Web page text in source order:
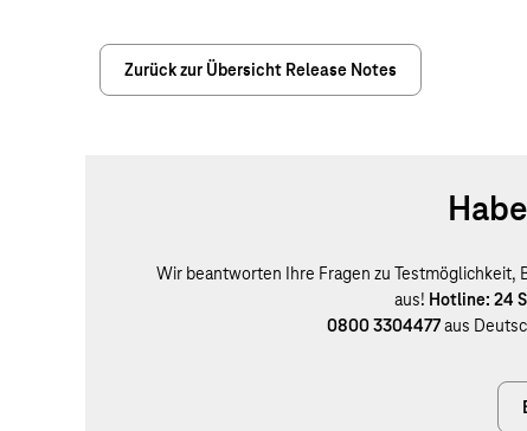
Zurück zur Übersicht Release Notes
Wir beantworten Ihre Fragen zu
aus! Hotline: 24
0800 3304477aus